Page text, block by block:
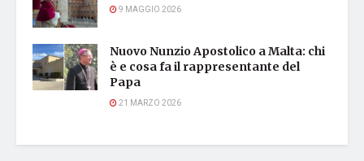
9 MAGGIO 2026
Nuovo Nunzio Apostolico a Malta: chi
è e cosa fa il rappresentante del
Papa
21 MARZO 2026